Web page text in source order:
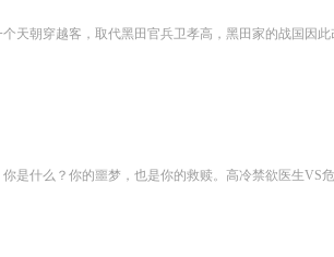
天朝穿越客，取代黑田官兵卫孝高，黑田家的战国因
是什么？你的噩梦，也是你的救赎。高冷禁欲医生VS